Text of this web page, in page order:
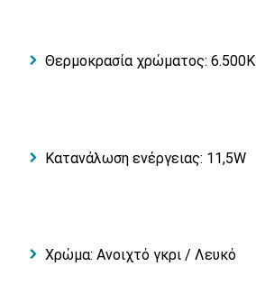
Θερμοκρασία χρώματος: 6.500K
Κατανάλωση ενέργειας: 11,5W
Χρώμα: Ανοιχτό γκρι / Λευκό